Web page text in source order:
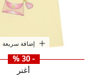
إضافة سريعة
- 30 %
أغنر